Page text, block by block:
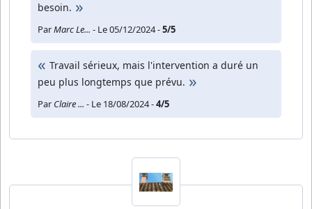
besoin.
ParMarc Le... - Le 05/12/2024 -5/5
Travail sérieux, mais l'intervention a duré un
peu plus longtemps que prévu.
Par Claire ... - Le 18/08/2024 -4/5